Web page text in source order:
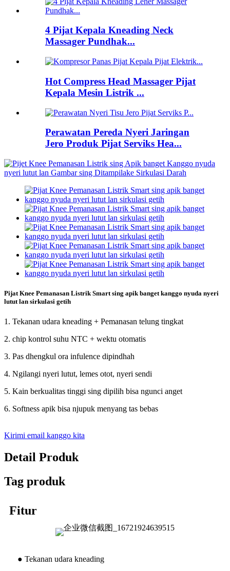
4 Pijat Kepala Kneading Neck
Massager Pundhak...
Hot Compress Head Massager Pijat
Kepala Mesin Listrik ...
Perawatan Pereda Nyeri Jaringan
Jero Produk Pijat Serviks Hea...
Pijat Knee Pemanasan Listrik Smart sing apik banget kanggo nyuda nyeri
lutut lan sirkulasi getih
1. Tekanan udara kneading + Pemanasan telung tingkat
2. chip kontrol suhu NTC + wektu otomatis
3. Pas dhengkul ora infulence dipindhah
4. Ngilangi nyeri lutut, lemes otot, nyeri sendi
5. Kain berkualitas tinggi sing dipilih bisa ngunci anget
6. Softness apik bisa njupuk menyang tas bebas
Kirimi email kanggo kita
Detail Produk
Tag produk
Fitur
● Tekanan udara kneading